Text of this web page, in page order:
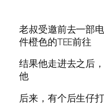
老叔受邀前去一部
件橙色的TEE前往
结果他走进去之后
他
后来，有个后生仔